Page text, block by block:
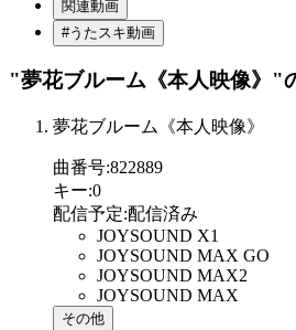
関連動画
#うたスキ動画
"夢花ブルーム《本人映像》"
夢花ブルーム《本人映像》
曲番号:822889
キー:0
配信予定:配信済み
JOYSOUND X1
JOYSOUND MAX GO
JOYSOUND MAX2
JOYSOUND MAX
その他